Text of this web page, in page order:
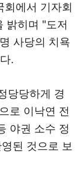
회에서 기자회
밝히며 "도저
사당의 치욕
.
당당하게 경
로 이낙연 전
야권 소수 정
된 것으로 보